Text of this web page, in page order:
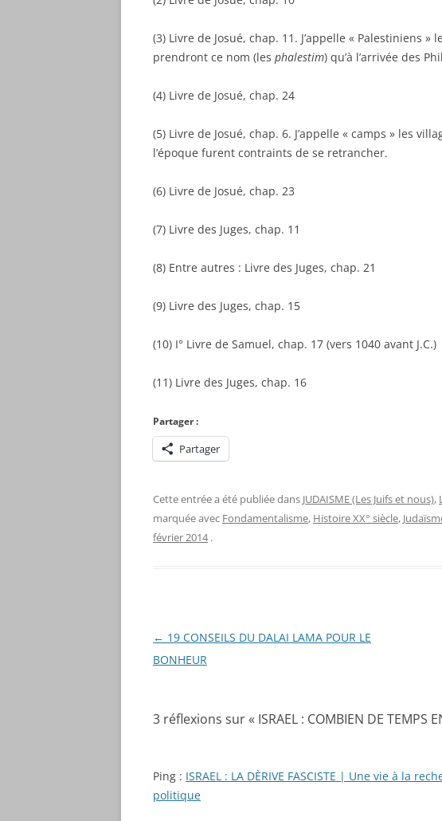
(3) Livre de Josué, chap. 11. J’appelle « Palestiniens
prendront ce nom (les phalestim) qu’à l’arrivée des
(4) Livre de Josué, chap. 24
(5) Livre de Josué, chap. 6. J’appelle « camps » les
l’époque furent contraints de se retrancher.
(6) Livre de Josué, chap. 23
(7) Livre des Juges, chap. 11
(8) Entre autres : Livre des Juges, chap. 21
(9) Livre des Juges, chap. 15
(10) I° Livre de Samuel, chap. 17 (vers 1040 avant J.C.)
(11) Livre des Juges, chap. 16
Partager :
Partager
Cette entrée a été publiée dans JUDAISME (Les Juifs et nous),
marquée avec Fondamentalisme, Histoire XX° siècle,
février 2014 .
Navigation
des
← 19 CONSEILS DU DALAI LAMA POUR LE
BONHEUR
3 réflexions sur « ISRAEL : COMBIEN DE TEMPS
Ping : ISRAEL : LA DÈRIVE FASCISTE | Une vie à la
politique